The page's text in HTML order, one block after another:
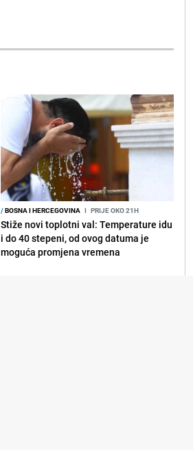
/BOSNA I HERCEGOVINA I PRIJE OKO 21H
Stiže novi toplotni val: Temperature idu
i do 40 stepeni, od ovog datuma je
moguća promjena vremena